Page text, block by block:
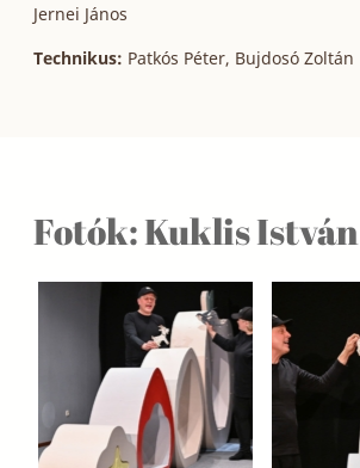
Jernei János
Technikus: Patkós Péter, Bujdosó Zoltán
Fotók: Kuklis István